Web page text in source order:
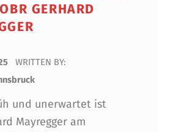
GERHARD
WRITTEN BY:
und unerwartet ist
Mayregger am